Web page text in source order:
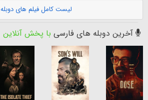
لیست کامل فیلم های دوبله
آخرین دوبله های فارسی با پخش آنلاین